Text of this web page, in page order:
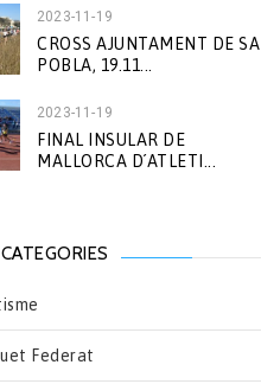
2023-11-19
CROSS AJUNTAMENT DE SA
POBLA, 19.11...
2023-11-19
FINAL INSULAR DE
MALLORCA D´ATLETI...
Federat